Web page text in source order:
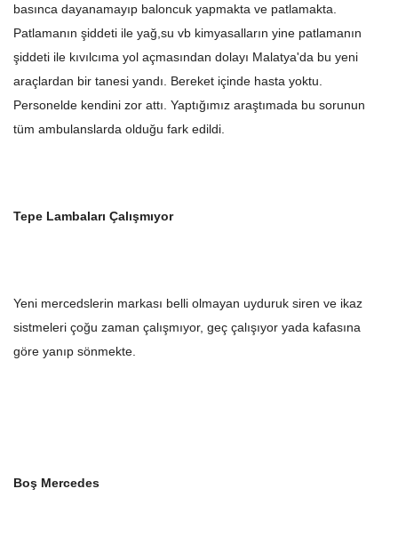
basınca dayanamayıp baloncuk yapmakta ve patlamakta.
Patlamanın şiddeti ile yağ,su vb kimyasalların yine patlamanın
şiddeti ile kıvılcıma yol açmasından dolayı Malatya'da bu yeni
araçlardan bir tanesi yandı. Bereket içinde hasta yoktu.
Personelde kendini zor attı. Yaptığımız araştımada bu sorunun
tüm ambulanslarda olduğu fark edildi.
Tepe Lambaları Çalışmıyor
Yeni mercedslerin markası belli olmayan uyduruk siren ve ikaz
sistmeleri çoğu zaman çalışmıyor, geç çalışıyor yada kafasına
göre yanıp sönmekte.
Boş Mercedes